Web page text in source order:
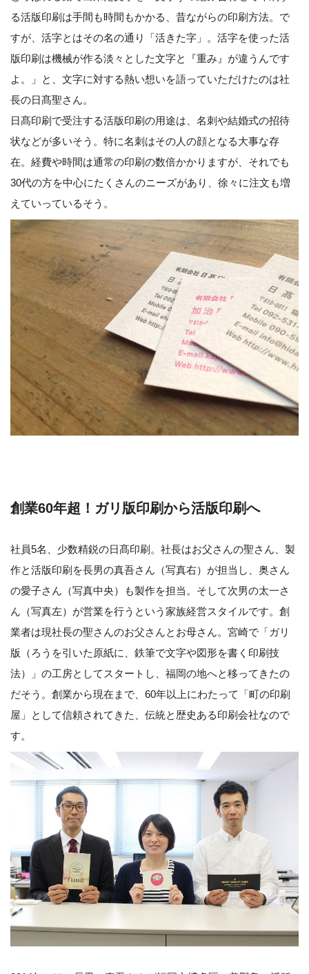
る活版印刷は手間も時間もかかる、昔ながらの印刷方法。で
すが、活字とはその名の通り「活きた字」。活字を使った活
版印刷は機械が作る淡々とした文字と『重み』が違うんです
よ。」と、文字に対する熱い想いを語っていただけたのは社
長の日髙聖さん。
日髙印刷で受注する活版印刷の用途は、名刺や結婚式の招待
状などが多いそう。特に名刺はその人の顔となる大事な存
在。経費や時間は通常の印刷の数倍かかりますが、それでも
30代の方を中心にたくさんのニーズがあり、徐々に注文も増
えていっているそう。
創業60年超！ガリ版印刷から活版印刷へ
社員5名、少数精鋭の日髙印刷。社長はお父さんの聖さん、製
作と活版印刷を長男の真吾さん（写真右）が担当し、奥さん
の愛子さん（写真中央）も製作を担当。そして次男の太一さ
ん（写真左）が営業を行うという家族経営スタイルです。創
業者は現社長の聖さんのお父さんとお母さん。宮崎で「ガリ
版（ろうを引いた原紙に、鉄筆で文字や図形を書く印刷技
法）」の工房としてスタートし、福岡の地へと移ってきたの
だそう。創業から現在まで、60年以上にわたって「町の印刷
屋」として信頼されてきた、伝統と歴史ある印刷会社なので
す。